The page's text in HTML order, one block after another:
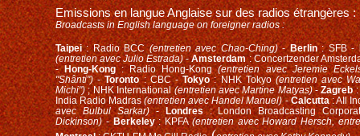
Emissions en langue Anglaise sur des radios étrangères :
Broadcasts in English language on foreigner radios :
Taipei: Radio BCC(entretien avec Chao-Ching)-Berlin: SFB -
(entretien avec Julio Estrada)-Amsterdam: Concertzender
-Hong-Kong: Radio Hong-Kong(entretien avec Jeremie
"Shânti")-Toronto: CBC -Tokyo: NHK Tokyo(entretien avec
Michi"); NHK International(entretien avec Martine Matyas)-Zagreb:
India Radio Madras(entretien avec Handel Manuel)-Calcutta: AIl
avec Bulbul Sarkar)-Londres: London Broadcasting
Dickinson)-Berkeley: KPFA(entretien avec Howard Hersch,